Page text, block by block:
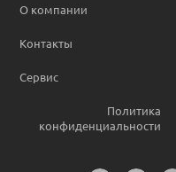
О компании
Контакты
Сервис
Политика
конфиденциальности